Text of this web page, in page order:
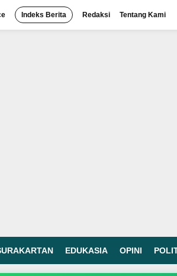
Indeks Berita Redaksi Tentang Kami
EDUKASIA OPINI